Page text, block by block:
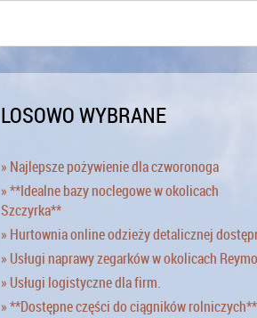
LOSOWO WYBRANE
» Najlepsze pożywienie dla czworonoga
» **Idealne bazy noclegowe w okolicach
Szczyrka**
» Hurtownia online odzieży detalicznej
» Usługi naprawy zegarków w okolicach
» Usługi logistyczne dla firm.
» **Dostępne części do ciągników rolniczych**